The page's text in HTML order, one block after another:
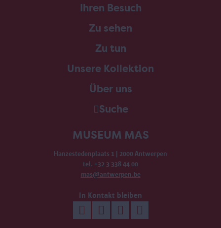
Ihren Besuch
Zu sehen
Zu tun
Unsere Kollektion
Über uns
Suche
MUSEUM MAS
Hanzestedenplaats 1 | 2000 Antwerpen
tel. +32 3 338 44 00
mas@antwerpen.be
In Kontakt bleiben